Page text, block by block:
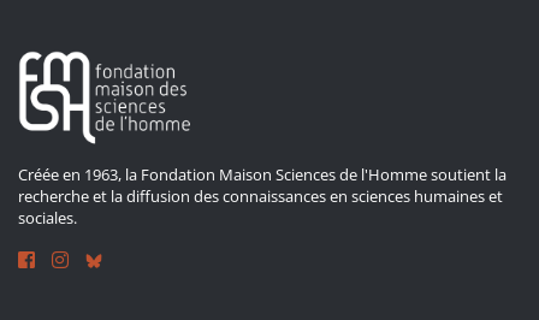
Créée en 1963, la Fondation Maison Sciences de l'Homme soutient la
recherche et la diffusion des connaissances en sciences humaines et
sociales.